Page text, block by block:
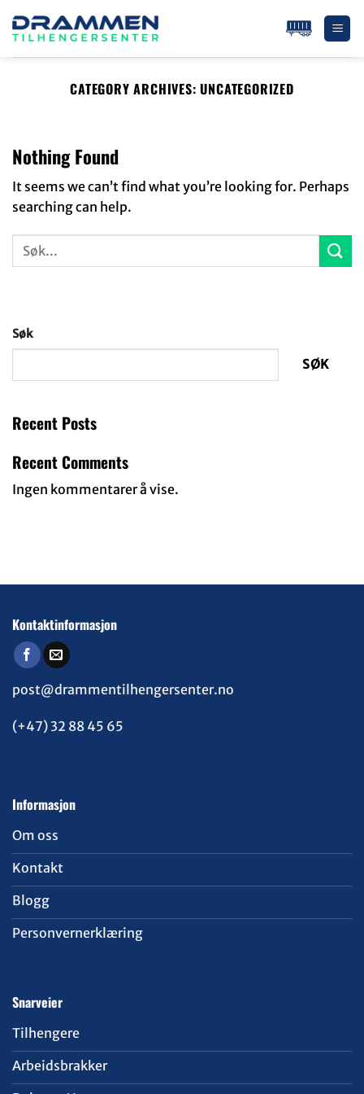
to
CATEGORY ARCHIVES:UNCATEGORIZED
Nothing Found
It seems we can’t find what you’re looking for. Perhaps
searching can help.
Søk
SØK
Recent Posts
Recent Comments
Ingen kommentarer å vise.
Kontaktinformasjon
post@drammentilhengersenter.no
(+47) 32 88 45 65
Informasjon
Om oss
Kontakt
Blogg
Personvernerklæring
Snarveier
Tilhengere
Arbeidsbrakker